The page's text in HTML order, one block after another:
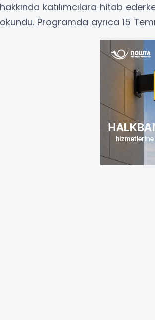
hakkında katılımcılara hitab
okundu. Programda ayrıca 15